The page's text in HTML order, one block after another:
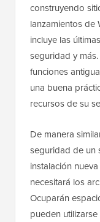
construyendo
lanzamientos de
incluye las
seguridad y
funciones
una buena
recursos de su
De manera
seguridad de un
instalación
necesitará los
Ocuparán
pueden